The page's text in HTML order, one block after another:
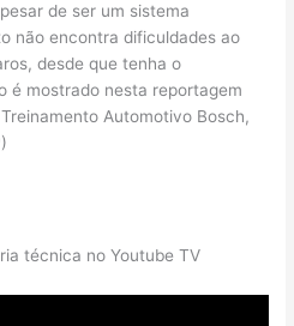
de ser um sistema
não encontra dificuldades ao
desde que tenha o
é mostrado nesta reportagem
Automotivo Bosch,
técnica no Youtube TV